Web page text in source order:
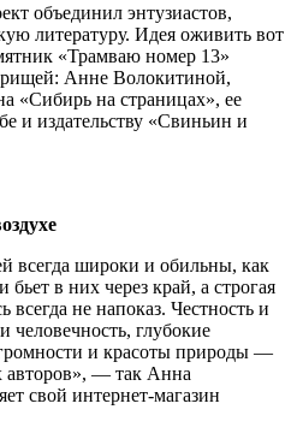
объединил энтузиастов,
литературу. Идея оживить вот
«Трамваю номер 13»
Анне Волокитиной,
«Сибирь на страницах», ее
издательству «Свиньин и
всегда широки и обильны, как
в них через край, а строгая
не напоказ. Честность и
человечность, глубокие
и красоты природы ―
авторов», — так Анна
свой интернет-магазин